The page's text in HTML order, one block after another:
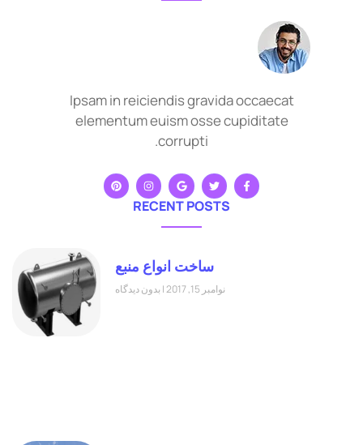
Ipsam in reiciendis gravida occaecat
elementum euism osse cupiditate
corrupti.
RECENT POSTS
ساخت انواع منبع
نوامبر 15, 2017 بدون دیدگاه